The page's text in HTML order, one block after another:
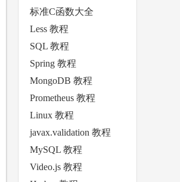
标准C函数大全
Less 教程
SQL 教程
Spring 教程
MongoDB 教程
Prometheus 教程
Linux 教程
javax.validation 教程
MySQL 教程
Video.js 教程